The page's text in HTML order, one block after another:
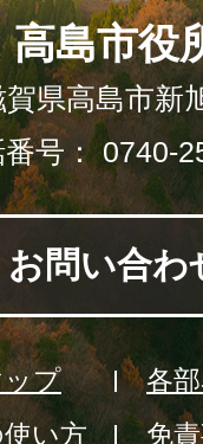
高島市役
県高島市新
号： 0740-
お問い合わ
プ
各
い方
免